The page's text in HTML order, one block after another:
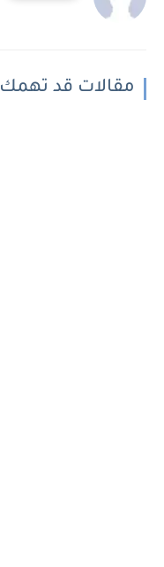
مقالات قد تهمك